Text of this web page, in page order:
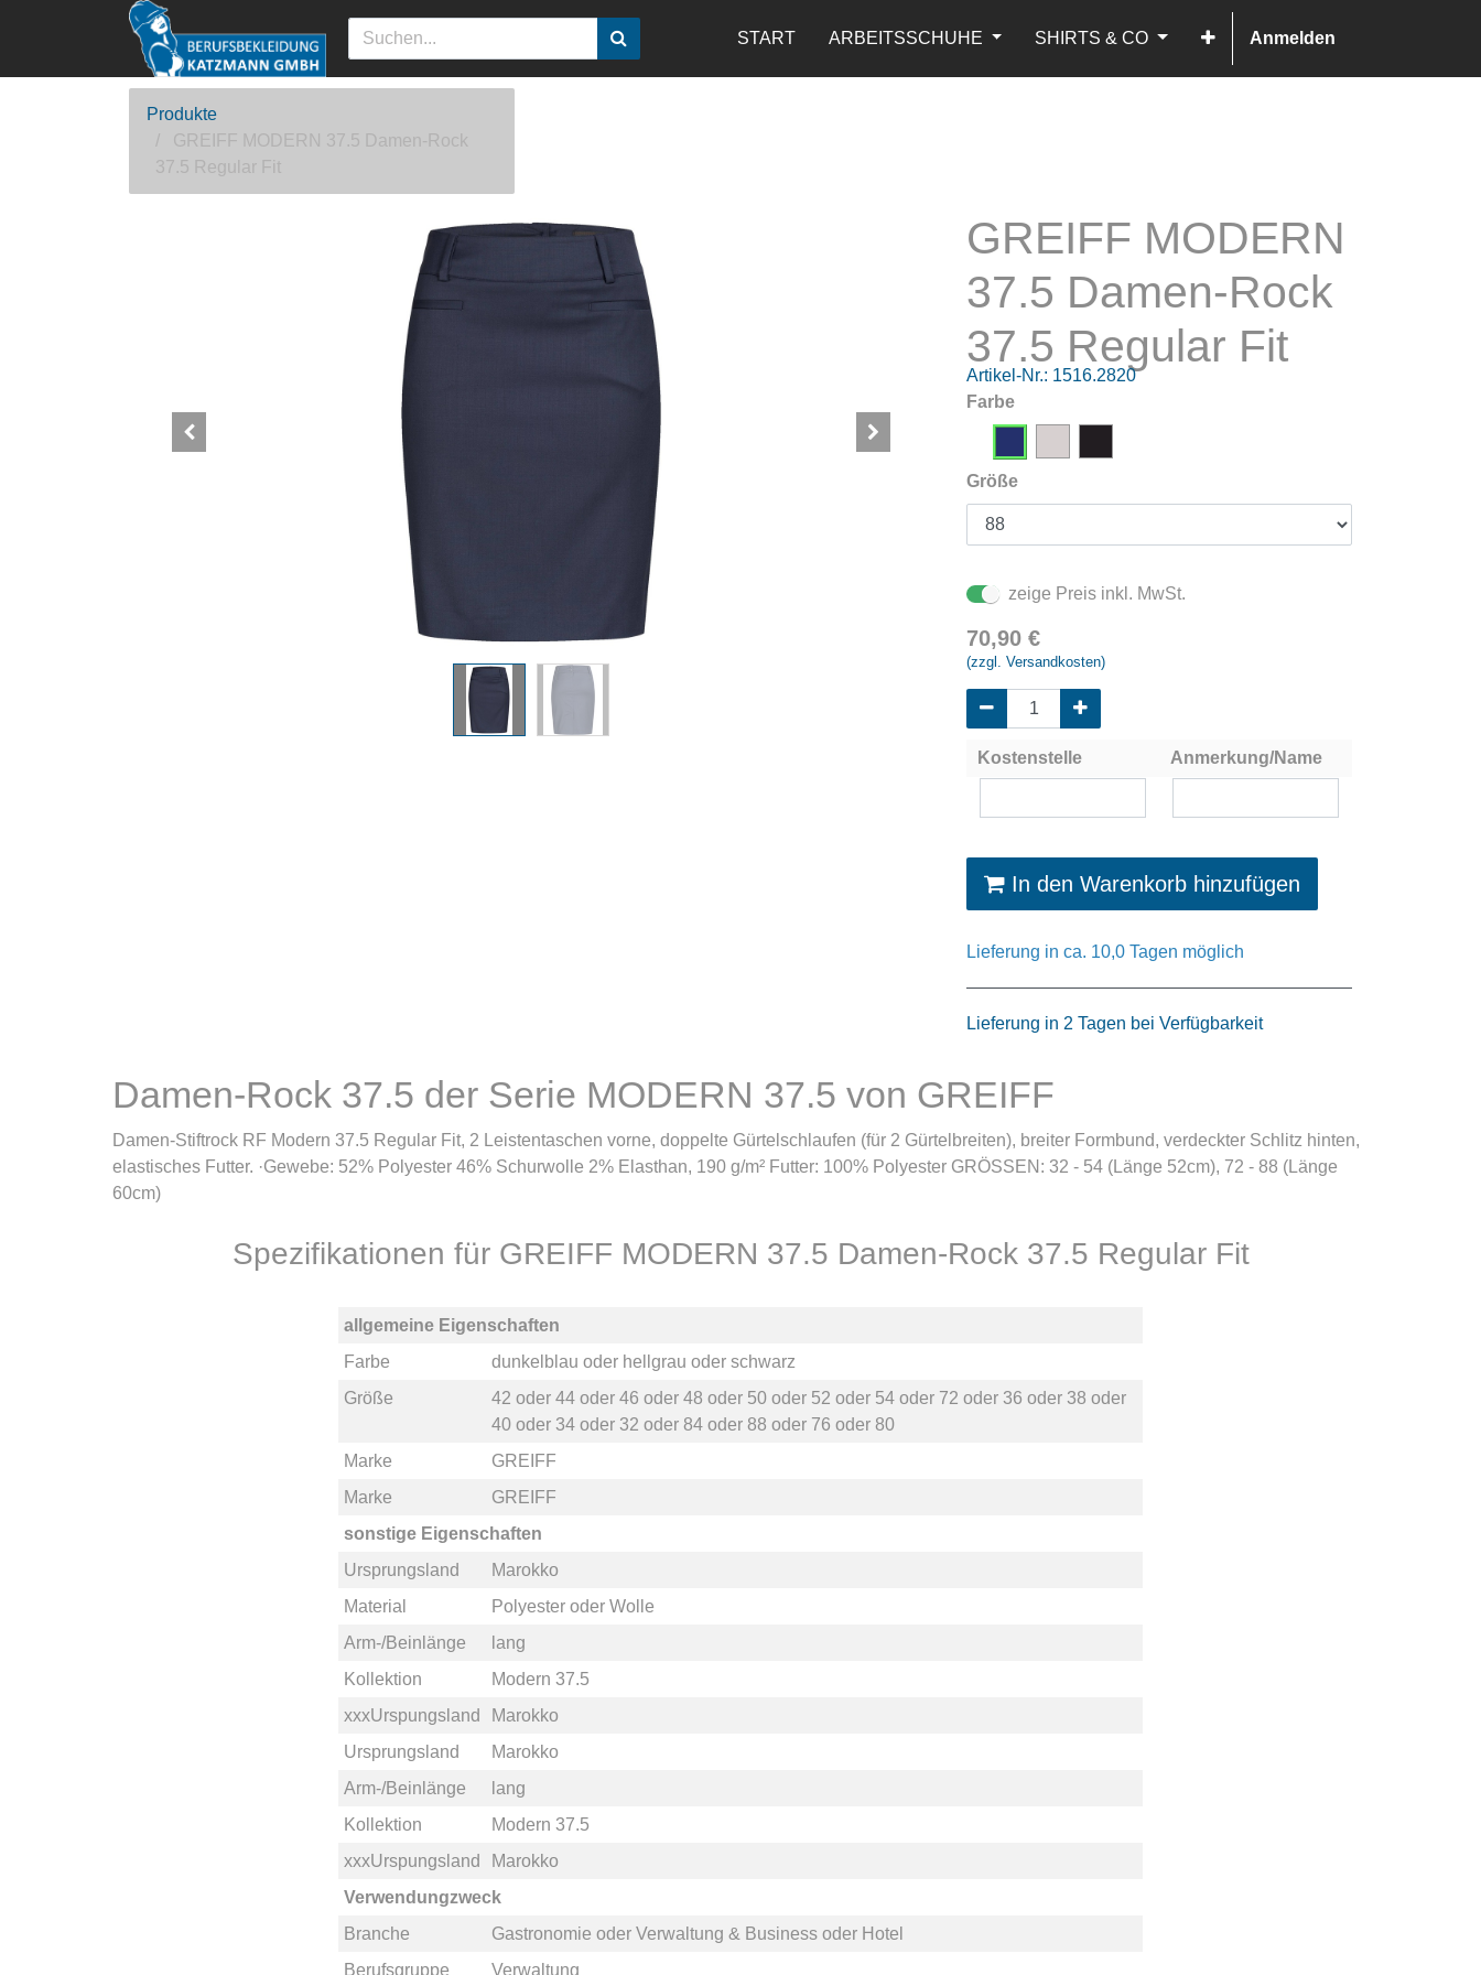
START ARBEITSSCHUHE SHIRTS & CO Anmelden
Produkte
GREIFF MODERN 37.5 Damen-Rock
37.5 Regular Fit
GREIFF MODERN
37.5 Damen-Rock
37.5 Regular Fit
Artikel-Nr.: 1516.2820
Farbe
Größe
zeige Preis inkl. MwSt.
70,90 €
(zzgl. Versandkosten)
Kostenstelle Anmerkung/Name
In den Warenkorb hinzufügen
Lieferung in ca. 10,0 Tagen möglich
Lieferung in 2 Tagen bei Verfügbarkeit
Damen-Rock 37.5 der Serie MODERN 37.5 von GREIFF
Damen-Stiftrock RF Modern 37.5 Regular Fit, 2 Leistentaschen vorne, doppelte Gürtelschlaufen (für 2 Gürtelbreiten), breiter Formbund, verdeckter Schlitz hinten,
elastisches Futter. ·Gewebe: 52% Polyester 46% Schurwolle 2% Elasthan, 190 g/m² Futter: 100% Polyester GRÖSSEN: 32 - 54 (Länge 52cm), 72 - 88 (Länge
60cm)
Spezifikationen für GREIFF MODERN 37.5 Damen-Rock 37.5 Regular Fit
allgemeine Eigenschaften
Farbe
dunkelblau oder hellgrau oder schwarz
Größe
42 oder 44oder 46 oder 48 oder 50oder 52 oder 54oder 72 oder 36 oder 38 oder
40oder 34oder 32 oder 84oder 88 oder 76 oder 80
Marke
GREIFF
Marke
GREIFF
sonstige Eigenschaften
Ursprungsland
Marokko
Material
Polyesteroder Wolle
Arm-/Beinlänge
lang
Kollektion
Modern 37.5
xxxUrspungsland
Marokko
Ursprungsland
Marokko
Arm-/Beinlänge
lang
Kollektion
Modern 37.5
xxxUrspungsland
Marokko
Verwendungzweck
Branche
Gastronomie oder Verwaltung & Businessoder Hotel
Berufsgruppe
Verwaltung